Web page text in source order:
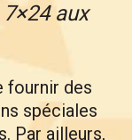
aux
fournir des
spéciales
Par ailleurs,